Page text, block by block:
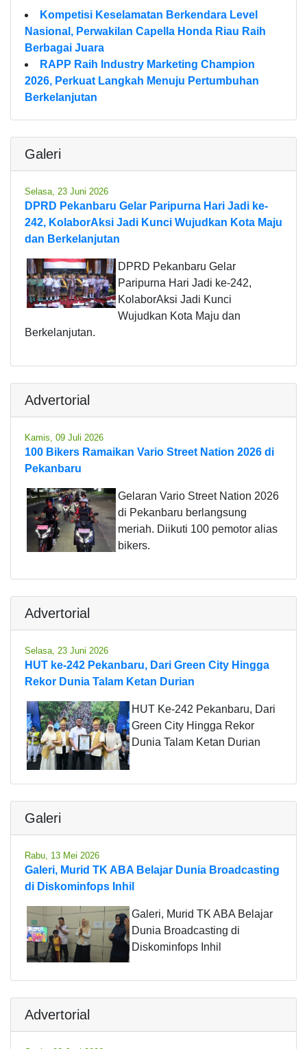
Kompetisi Keselamatan Berkendara Level
Nasional, Perwakilan Capella Honda Riau Raih
Berbagai Juara
RAPP Raih Industry Marketing Champion
2026, Perkuat Langkah Menuju Pertumbuhan
Berkelanjutan
Galeri
Selasa, 23 Juni 2026
DPRD Pekanbaru Gelar Paripurna Hari Jadi ke-
242, KolaborAksi Jadi Kunci Wujudkan Kota Maju
dan Berkelanjutan
DPRD Pekanbaru Gelar
Paripurna Hari Jadi ke-242,
KolaborAksi Jadi Kunci
Wujudkan Kota Maju dan
Berkelanjutan.
Advertorial
Kamis, 09 Juli 2026
100 Bikers Ramaikan Vario Street Nation 2026 di
Pekanbaru
Gelaran Vario Street Nation 2026
di Pekanbaru berlangsung
meriah. Diikuti 100 pemotor alias
bikers.
Advertorial
Selasa, 23 Juni 2026
HUT ke-242 Pekanbaru, Dari Green City Hingga
Rekor Dunia Talam Ketan Durian
HUT Ke-242 Pekanbaru, Dari
Green City Hingga Rekor
Dunia Talam Ketan Durian
Galeri
Rabu, 13 Mei 2026
Galeri, Murid TK ABA Belajar Dunia Broadcasting
di Diskominfops Inhil
Galeri, Murid TK ABA Belajar
Dunia Broadcasting di
Diskominfops Inhil
Advertorial